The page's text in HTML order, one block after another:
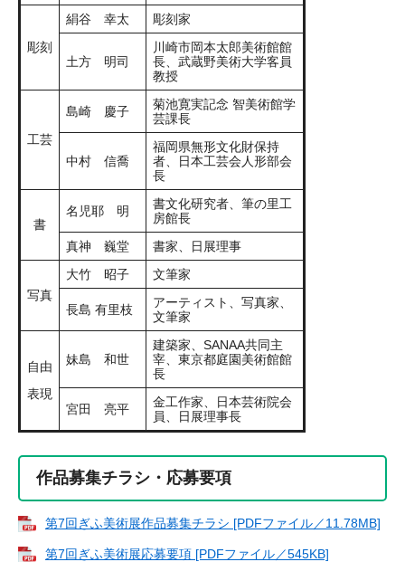
彫刻
絹谷 幸太 彫刻家
土方 明司
川崎市岡本太郎美術館館
長、武蔵野美術大学客員
教授
工芸
島崎 慶子
菊池寛実記念 智美術館学
芸課長
中村 信喬
福岡県無形文化財保持
者、日本工芸会人形部会
長
書
名児耶 明
書文化研究者、筆の里工
房館長
真神 巍堂
書家、日展理事​
写真
大竹 昭子 文筆家
長島 有里枝
アーティスト、写真家、
文筆家
自由
表現
妹島 和世
建築家、SANAA共同主
宰、東京都庭園美術館館
長
宮田 亮平
金工作家、日本芸術院会
員、日展理事長
作品募集チラシ・応募要項
第7回ぎふ美術展作品募集チラシ [PDFファイル／11.78MB]
第7回ぎふ美術展応募要項 [PDFファイル／545KB]